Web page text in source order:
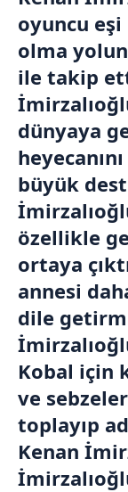
oyuncu
olma
ile takip
dünyaya
büyük
özellikle
ortaya
annesi
dile
Kobal için
ve
toplayıp
Kenan